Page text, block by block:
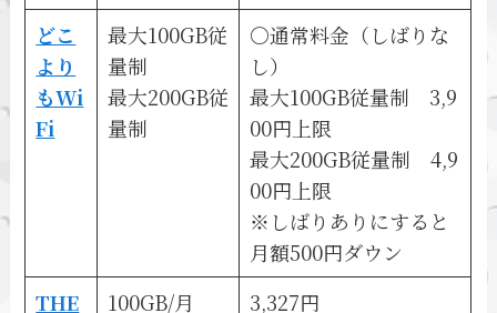
どこ
より
もWi
Fi
最大100GB従
量制
最大200GB従
量制
〇通常料金（しばりな
し）
最大100GB従量制 3,9
00円上限
最大200GB従量制 4,9
00円上限
※しばりありにすると
月額500円ダウン
THE
100GB/月 3,327円